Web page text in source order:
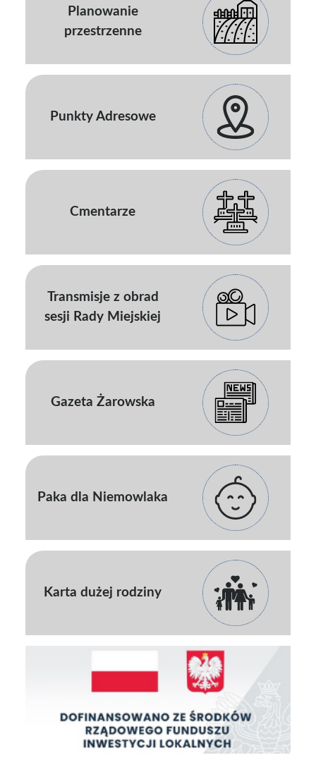
Planowanie
przestrzenne
Punkty Adresowe
Cmentarze
Transmisje z obrad
sesji Rady Miejskiej
Gazeta Żarowska
Paka dla Niemowlaka
Karta dużej rodziny